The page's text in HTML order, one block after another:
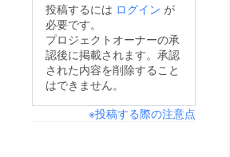
12月に行われる次回の
耐感180minも参加予
定です。
投稿するには ログイン が
必要です。
プロジェクトオーナーの承
認後に掲載されます。承認
された内容を削除すること
はできません。
※投稿する際の注意点